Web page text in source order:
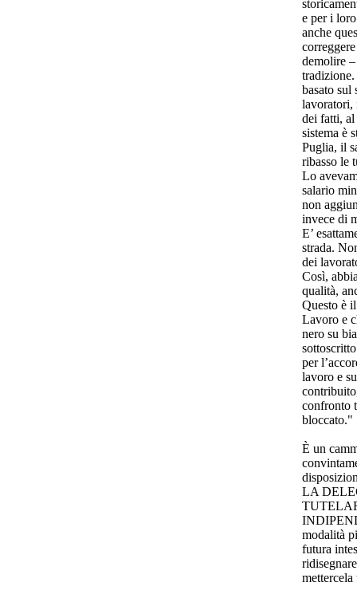
e per i
anche
demolire
basato sul
lavoratori,
dei fatti, al
sistema è
Puglia, il
ribasso le
Lo
salario
non
invece di
E’
strada.
dei
Così,
qualità,
Questo è
Lavoro e
nero su
per
lavoro e
confronto
bloccato."
È un
LA
modalità
futura